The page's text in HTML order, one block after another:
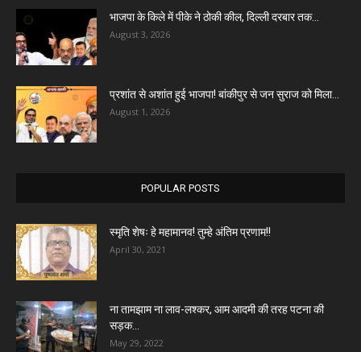
भाजपा के किले में पीके ने ठोकी कील, दिल्ली दरबार तक...
August 3, 2026
प्रशांत से अशांत हुई भाजपा! बांकीपुर से जन सुराज को मिला...
August 1, 2026
POPULAR POSTS
स्मृति शेषः हे महामानव! तुम्हे अंतिम प्रणाम!!
April 30, 2021
ना तामझाम ना लाव-लश्कर, आम आदमी की तरह पटना की
सड़क...
May 29, 2022